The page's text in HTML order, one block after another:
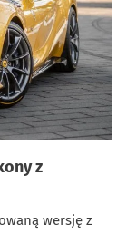
z
wersję z